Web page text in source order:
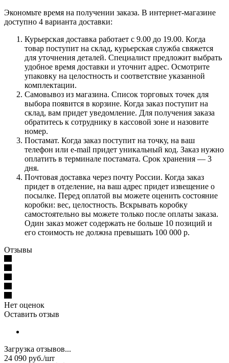
Экономьте время на получении заказа. В интернет-магазине
доступно 4 варианта доставки:
Курьерская доставка работает с 9.00 до 19.00. Когда
товар поступит на склад, курьерская служба свяжется
для уточнения деталей. Специалист предложит выбрать
удобное время доставки и уточнит адрес. Осмотрите
упаковку на целостность и соответствие указанной
комплектации.
Самовывоз из магазина. Список торговых точек для
выбора появится в корзине. Когда заказ поступит на
склад, вам придет уведомление. Для получения заказа
обратитесь к сотруднику в кассовой зоне и назовите
номер.
Постамат. Когда заказ поступит на точку, на ваш
телефон или e-mail придет уникальный код. Заказ нужно
оплатить в терминале постамата. Срок хранения — 3
дня.
Почтовая доставка через почту России. Когда заказ
придет в отделение, на ваш адрес придет извещение о
посылке. Перед оплатой вы можете оценить состояние
коробки: вес, целостность. Вскрывать коробку
самостоятельно вы можете только после оплаты заказа.
Один заказ может содержать не больше 10 позиций и
его стоимость не должна превышать 100 000 р.
Отзывы
Нет оценок
Оставить отзыв
Загрузка отзывов...
24 090 руб./шт